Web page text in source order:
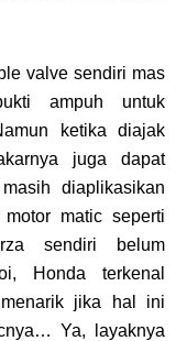
valve sendiri mas
ampuh untuk
ketika diajak
juga dapat
diaplikasikan
matic seperti
sendiri belum
Honda terkenal
jika hal ini
Ya, layaknya